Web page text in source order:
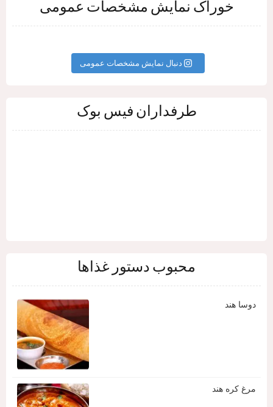
خوراک نمایش مشخصات عمومی
دنبال نمایش مشخصات عمومی
طرفداران فیس بوک
محبوب دستور غذاها
دوسا هند
مرغ کره هند